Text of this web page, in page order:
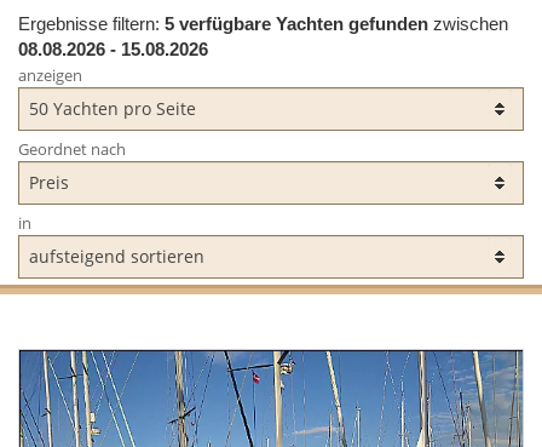
Typ:
Werft:
Model:
Länge: alle
Ergebnisse filtern: 5 verfügbare Yachten gefunden zwischen
08.08.2026 - 15.08.2026
Zeige Seite:
vorige Seite
von1 folgende Seite
anzeigen
Geordnet nach
in